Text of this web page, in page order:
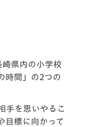
県内の小学校
時間」の2つの
手を思いやるこ
目標に向かって